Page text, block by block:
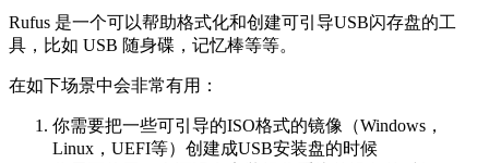
Rufus 是一个可以帮助格式化和创建可引导USB闪存盘的工
具，比如 USB 随身碟，记忆棒等等。
在如下场景中会非常有用：
你需要把一些可引导的ISO格式的镜像（Windows，
Linux，UEFI等）创建成USB安装盘的时候